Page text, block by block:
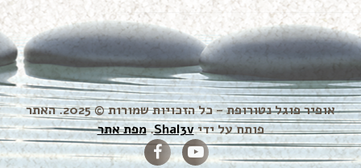
אופיר פוגל נטורופת – כל הזכויות שמורות © 2025. האתר
פותח על ידיShal3v
.מפת אתר